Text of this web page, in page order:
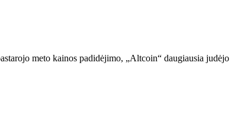
meto kainos padidėjimo, „Altcoin“ daugiausia judėjo